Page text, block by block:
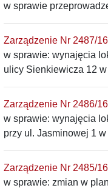
w sprawie
Zarządzenie Nr 2487/
w sprawie: wynajęcia
ulicy Sienkiewicza 12 w
Zarządzenie Nr 2486/
w sprawie: wynajęcia
przy ul. Jasminowej 1 w
Zarządzenie Nr 2485/
w sprawie: zmian w